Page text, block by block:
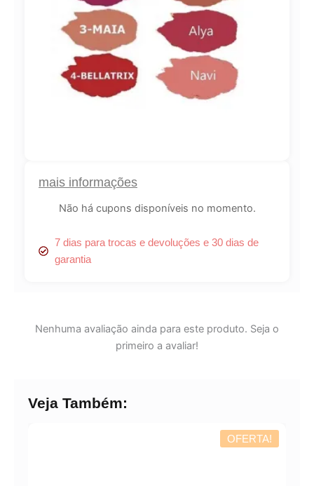
mais informações
Não há cupons disponíveis no momento.
7 dias para trocas e devoluções e 30 dias de
garantia
Nenhuma avaliação ainda para este produto. Seja o
primeiro a avaliar!
Veja Também:
OFERTA!